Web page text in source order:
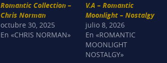
Romantic Collection –
Chris Norman
octubre 30, 2025
En «CHRIS NORMAN»
V.A – Romantic
Moonlight – Nostalgy
julio 8, 2026
En «ROMANTIC
MOONLIGHT
NOSTALGY»